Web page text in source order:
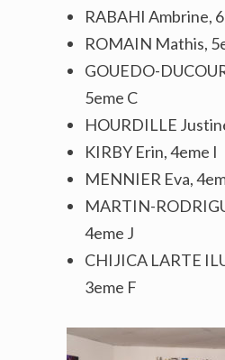
RABAHI Ambrine,
ROMAIN Mathis,
GOUEDO-
5eme C
HOURDILLE
KIRBY Erin, 4eme I
MENNIER Eva,
MARTIN-
4eme J
CHIJICA LARTE
3eme F